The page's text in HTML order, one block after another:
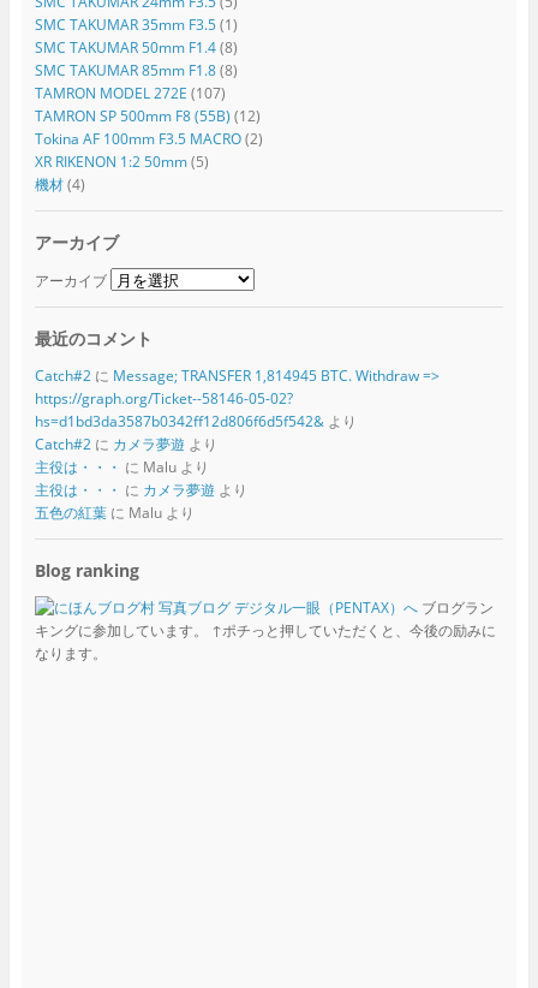
SMC TAKUMAR 35mm F3.5(1)
SMC TAKUMAR 50mm F1.4(8)
SMC TAKUMAR 85mm F1.8(8)
TAMRON MODEL 272E (107)
TAMRON SP 500mm F8 (55B) (12)
Tokina AF 100mm F3.5 MACRO(2)
XR RIKENON 1:2 50mm(5)
機材(4)
アーカイブ
アーカイブ
最近のコメント
Catch#2に Message; TRANSFER 1,814945 BTC. Withdraw =>
https://graph.org/Ticket--58146-05-02?
hs=d1bd3da3587b0342ff12d806f6d5f542&より
Catch#2に カメラ夢遊より
主役は・・・ に Maluより
主役は・・・ に カメラ夢遊より
五色の紅葉に Maluより
Blog ranking
ブログラン
キングに参加しています。 ↑ポチっと押していただくと、今後の励みに
なります。